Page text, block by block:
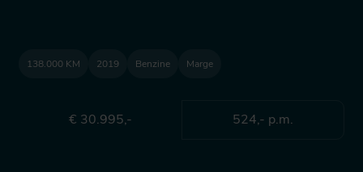
138.000 KM 2019 Benzine Marge
€ 30.995,- 524,- p.m.